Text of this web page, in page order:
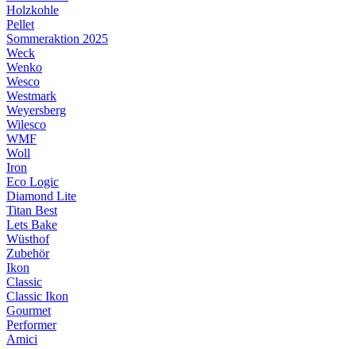
Holzkohle
Pellet
Sommeraktion 2025
Weck
Wenko
Wesco
Westmark
Weyersberg
Wilesco
WMF
Woll
Iron
Eco Logic
Diamond Lite
Titan Best
Lets Bake
Wüsthof
Zubehör
Ikon
Classic
Classic Ikon
Gourmet
Performer
Amici